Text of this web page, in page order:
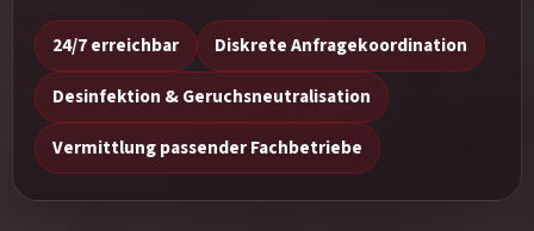
24/7 erreichbar
Diskrete Anfragekoordination
Desinfektion & Geruchsneutralisation
Vermittlung passender Fachbetriebe